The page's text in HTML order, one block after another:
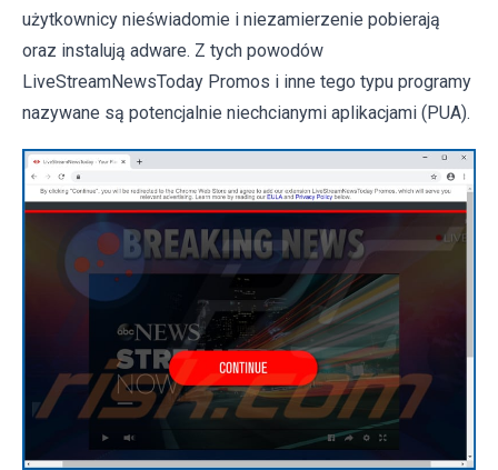
użytkownicy nieświadomie i niezamierzenie pobierają
oraz instalują adware. Z tych powodów
LiveStreamNewsToday Promos i inne tego typu programy
nazywane są potencjalnie niechcianymi aplikacjami (PUA).